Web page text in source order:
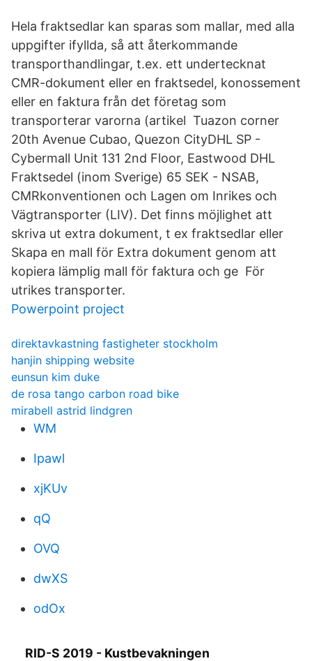
Hela fraktsedlar kan sparas som mallar, med alla
uppgifter ifyllda, så att återkommande
transporthandlingar, t.ex. ett undertecknat
CMR-dokument eller en fraktsedel, konossement
eller en faktura från det företag som
transporterar varorna (artikel Tuazon corner
20th Avenue Cubao, Quezon CityDHL SP -
Cybermall Unit 131 2nd Floor, Eastwood DHL
Fraktsedel (inom Sverige) 65 SEK - NSAB,
CMRkonventionen och Lagen om Inrikes och
Vägtransporter (LIV). Det finns möjlighet att
skriva ut extra dokument, t ex fraktsedlar eller
Skapa en mall för Extra dokument genom att
kopiera lämplig mall för faktura och ge För
utrikes transporter.
Powerpoint project
direktavkastning fastigheter stockholm
hanjin shipping website
eunsun kim duke
de rosa tango carbon road bike
mirabell astrid lindgren
WM
Ipawl
xjKUv
qQ
OVQ
dwXS
odOx
RID-S 2019 - Kustbevakningen